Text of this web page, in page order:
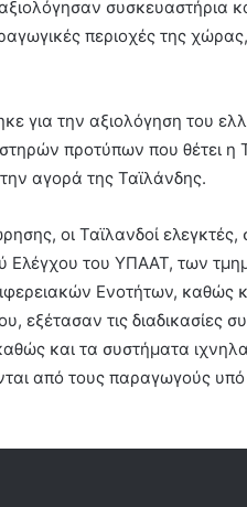
συσκευαστήρια
περιοχές της
για την αξιολόγηση του
προτύπων που θέτει η
αγορά της Ταϊλάνδης.
οι Ταϊλανδοί
Ελέγχου του ΥΠΑΑΤ, των
Ενοτήτων, καθώς
εξέτασαν τις διαδικασίες
και τα συστήματα
από τους παραγωγούς υπό